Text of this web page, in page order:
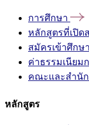
การศึกษา
หลักสูตรที่เปิด
สมัครเข้าศึกษา
ค่าธรรมเนียม
คณะและสำนั
หลักสูตร